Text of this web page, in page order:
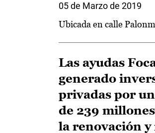
05 de Marzo de 2019
Ubicada en calle
Las ayudas
generado
privadas por
de 239
la renovación y